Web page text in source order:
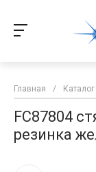
Главная /
FC87804
резинка